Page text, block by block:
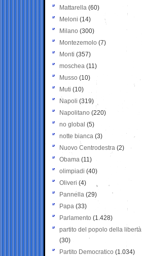
Mattarella (60)
Meloni (14)
Milano (300)
Montezemolo (7)
Monti (357)
moschea (11)
Musso (10)
Muti (10)
Napoli (319)
Napolitano (220)
no global (5)
notte bianca (3)
Nuovo Centrodestra (2)
Obama (11)
olimpiadi (40)
Oliveri (4)
Pannella (29)
Papa (33)
Parlamento (1.428)
partito del popolo della libertà
(30)
Partito Democratico (1.034)